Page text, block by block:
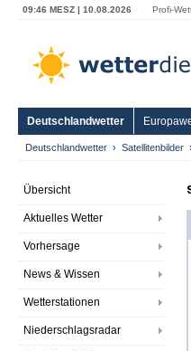
09:46 MESZ | 10.08.2026 Profi-
Deutschlandwetter
Deutschlandwetter Satellitenbilder
Übersicht
Aktuelles Wetter
Vorhersage
News & Wissen
Wetterstationen
Niederschlagsradar